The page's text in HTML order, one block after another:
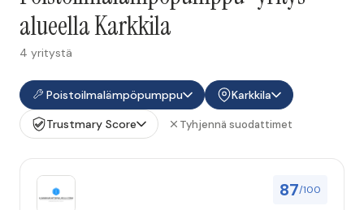
alueella Karkkila
4 yritystä
Poistoilmalämpöpumppu
Karkkila
Trustmary Score
Tyhjennä suodattimet
87/100